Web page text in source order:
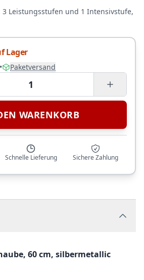
3 Leistungsstufen und 1 Intensivstufe,
Lager
• Paketversand
1
WARENKORB
Schnelle Lieferung Sichere Zahlung
60 cm, silbermetallic